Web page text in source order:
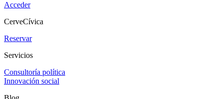
Acceder
CerveCívica
Reservar
Servicios
Consultoría política
Innovación social